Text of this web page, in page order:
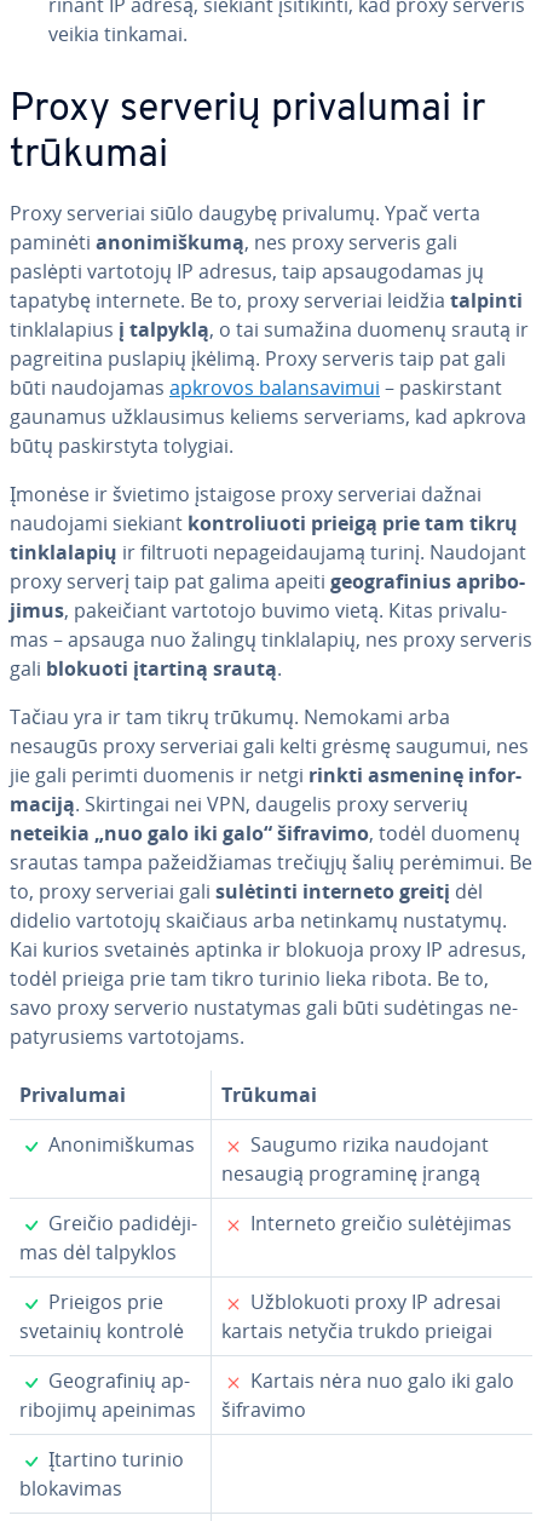
veikia tinkamai.
Proxy serverių pri­va­lu­mai ir
trūkumai
Proxy serveriai siūlo daugybę privalumų. Ypač verta
paminėti ano­ni­miš­ku­mą, nes proxy serveris gali
paslėpti vartotojų IP adresus, taip ap­sau­go­da­mas jų
tapatybę internete. Be to, proxy serveriai leidžia talpinti
tink­la­la­pius į talpyklą, o tai sumažina duomenų srautą ir
pa­grei­ti­na puslapių įkėlimą. Proxy serveris taip pat gali
būti nau­do­ja­mas apkrovos ba­lan­sa­vi­mui – pa­skirs­tant
gaunamus už­klau­si­mus keliems ser­ve­riams, kad apkrova
būtų pa­skirs­ty­ta tolygiai.
Įmonėse ir švietimo įstaigose proxy serveriai dažnai
naudojami siekiant kont­ro­liuo­ti prieigą prie tam tikrų
tink­la­la­pių ir filtruoti ne­pa­gei­dau­ja­mą turinį. Naudojant
proxy serverį taip pat galima apeiti geo­gra­fi­nius ap­ri­bo­
ji­mus, pa­kei­čiant vartotojo buvimo vietą. Kitas pri­va­lu­
mas – apsauga nuo žalingų tink­la­la­pių, nes proxy serveris
gali blokuoti įtartiną srautą.
Tačiau yra ir tam tikrų trūkumų. Nemokami arba
nesaugūs proxy serveriai gali kelti grėsmę saugumui, nes
jie gali perimti duomenis ir netgi rinkti asmeninę in­for­
ma­ci­ją. Skir­tin­gai nei VPN, daugelis proxy serverių
neteikia „nuo galo iki galo“ šifravimo, todėl duomenų
srautas tampa pa­žei­džia­mas trečiųjų šalių perėmimui. Be
to, proxy serveriai gali sulėtinti interneto greitį dėl
didelio vartotojų skaičiaus arba netinkamų nustatymų.
Kai kurios svetainės aptinka ir blokuoja proxy IP adresus,
todėl prieiga prie tam tikro turinio lieka ribota. Be to,
savo proxy serverio nu­sta­ty­mas gali būti su­dė­tin­gas ne­
pa­ty­ru­siems var­to­to­jams.
Pri­va­lu­mai
Trūkumai
✓
Ano­ni­miš­ku­mas ✗
Saugumo rizika naudojant
nesaugią prog­ra­mi­nę įrangą
✓
Greičio pa­di­dė­ji­
mas dėl talpyklos
✗
Interneto greičio su­lė­tė­ji­mas
✓
Prieigos prie
svetainių kontrolė
✗
Už­blo­kuo­ti proxy IP adresai
kartais netyčia trukdo prieigai
✓
Geo­gra­fi­nių ap­
ri­bo­ji­mų apeinimas
✗
Kartais nėra nuo galo iki galo
šifravimo
✓
Įtartino turinio
blo­ka­vi­mas